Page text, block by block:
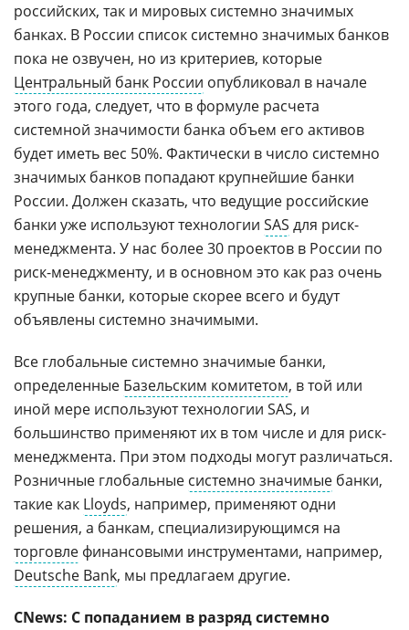
российских, так и мировых системно значимых
банках. В России список системно значимых банков
пока не озвучен, но из критериев, которые
Центральный банк России опубликовал в начале
этого года, следует, что в формуле расчета
системной значимости банка объем его активов
будет иметь вес 50%. Фактически в число системно
значимых банков попадают крупнейшие банки
России. Должен сказать, что ведущие российские
банки уже используют технологии SAS для риск-
менеджмента. У нас более 30 проектов в России по
риск-менеджменту, и в основном это как раз очень
крупные банки, которые скорее всего и будут
объявлены системно значимыми.
Все глобальные системно значимые банки,
определенные Базельским комитетом, в той или
иной мере используют технологии SAS, и
большинство применяют их в том числе и для риск-
менеджмента. При этом подходы могут различаться.
Розничные глобальные системно значимые банки,
такие как Lloyds, например, применяют одни
решения, а банкам, специализирующимся на
торговле финансовыми инструментами, например,
Deutsche Bank, мы предлагаем другие.
CNews: С попаданием в разряд системно